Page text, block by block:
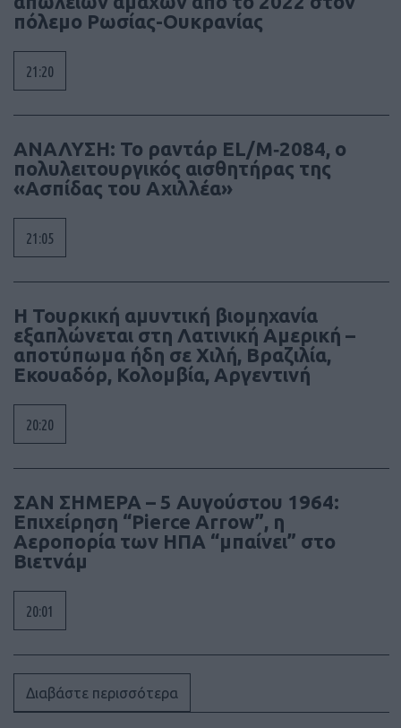
πόλεμο Ρωσίας-Ουκρανίας
21:20
ΑΝΑΛΥΣΗ: To ραντάρ EL/M‑2084, ο
πολυλειτουργικός αισθητήρας της
«Ασπίδας του Αχιλλέα»
21:05
Η Τουρκική αμυντική βιομηχανία
εξαπλώνεται στη Λατινική Αμερική –
αποτύπωμα ήδη σε Χιλή, Βραζιλία,
Εκουαδόρ, Κολομβία, Αργεντινή
20:20
ΣΑΝ ΣΗΜΕΡΑ – 5 Αυγούστου 1964:
Επιχείρηση “Pierce Arrow”, η
Αεροπορία των ΗΠΑ “μπαίνει” στο
Βιετνάμ
20:01
Διαβάστε περισσότερα